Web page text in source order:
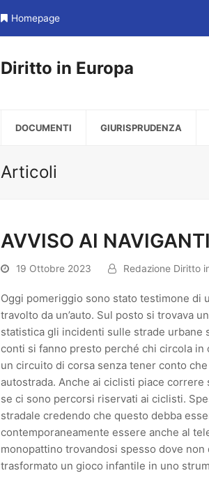
Homepage
Diritto in Europa
DOCUMENTI GIURISPRUDENZA
Articoli
AVVISO AI NAVIGANTI
19 Ottobre 2023 Redazione Diritto
Oggi pomeriggio sono stato testimone di
travolto da un’auto. Sul posto si trovava
statistica gli incidenti sulle strade urbane
conti si fanno presto perché chi circola
un circuito di corsa senza tener conto
autostrada. Anche ai ciclisti piace
se ci sono percorsi riservati ai ciclisti.
stradale credendo che questo debba
contemporaneamente essere anche al
monopattino trovandosi spesso dove
trasformato un gioco infantile in uno